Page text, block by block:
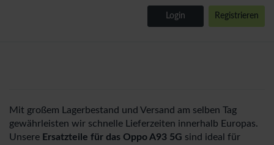
Login Registrieren
Mit großem Lagerbestand und Versand am selben Tag
gewährleisten wir schnelle Lieferzeiten innerhalb Europas.
Unsere Ersatzteile für das Oppo A93 5G sind ideal für